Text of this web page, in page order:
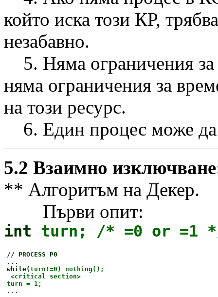
който иска този КР,
незабавно.
5. Няма ограничения
няма ограничения за
на този ресурс.
6. Един процес може да
5.2 Взаимно
** Алгоритъм на Декер.
Първи опит:
int turn; /* =0 or =1
// PROCESS P0
...
while(turn!=0) nothing();
<critical section>
turn = 1;
...